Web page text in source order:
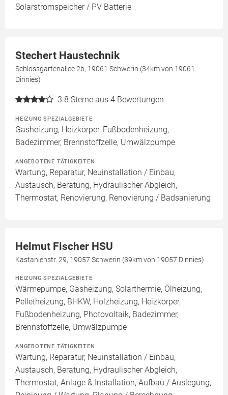
Solarstromspeicher / PV Batterie
Stechert Haustechnik
Schlossgartenallee 2b, 19061 Schwerin (34km von 19061
Dinnies)
3.8 Sterne aus 4 Bewertungen
HEIZUNG SPEZIALGEBIETE
Gasheizung, Heizkörper, Fußbodenheizung,
Badezimmer, Brennstoffzelle, Umwälzpumpe
ANGEBOTENE TÄTIGKEITEN
Wartung, Reparatur, Neuinstallation / Einbau,
Austausch, Beratung, Hydraulischer Abgleich,
Thermostat, Renovierung, Renovierung / Badsanierung
Helmut Fischer HSU
Kastanienstr. 29, 19057 Schwerin (39km von 19057 Dinnies)
HEIZUNG SPEZIALGEBIETE
Wärmepumpe, Gasheizung, Solarthermie, Ölheizung,
Pelletheizung, BHKW, Holzheizung, Heizkörper,
Fußbodenheizung, Photovoltaik, Badezimmer,
Brennstoffzelle, Umwälzpumpe
ANGEBOTENE TÄTIGKEITEN
Wartung, Reparatur, Neuinstallation / Einbau,
Austausch, Beratung, Hydraulischer Abgleich,
Thermostat, Anlage & Installation, Aufbau / Auslegung,